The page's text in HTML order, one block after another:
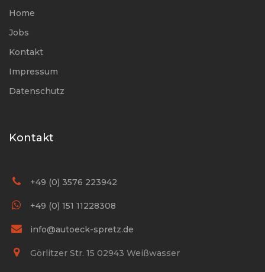
Home
Jobs
Kontakt
Impressum
Datenschutz
Kontakt
+49 (0) 3576 223942
+49 (0) 151 11228308
info@autoeck-spretz.de
Görlitzer Str. 15 02943 Weißwasser